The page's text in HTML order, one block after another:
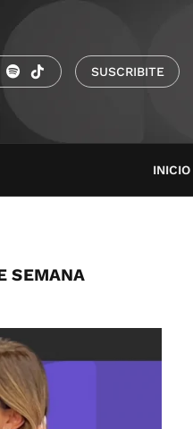
SUSCRIBITE
INICIO
SEMANA